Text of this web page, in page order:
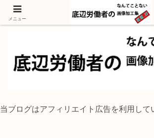
独身底辺おじさんが風景写真をイラスト風に
当ブログはアフィリエイト広告を利用して
メニュー